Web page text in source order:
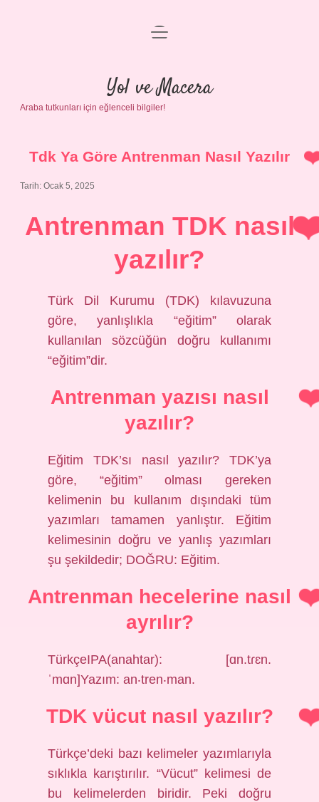
Anasayfa
Gizlilik Politikası
Yasal Uyarı
menüyü
Yol ve Macera
Araba tutkunları için eğlenceli bilgiler!
Tdk Ya Göre Antrenman Nasıl Yazılır
Tarih: Ocak 5, 2025
Antrenman TDK nasıl
yazılır?
Türk Dil Kurumu (TDK) kılavuzuna
göre, yanlışlıkla “eğitim” olarak
kullanılan sözcüğün doğru kullanımı
“eğitim”dir.
Antrenman yazısı nasıl
yazılır?
Eğitim TDK’sı nasıl yazılır? TDK’ya
göre, “eğitim” olması gereken
kelimenin bu kullanım dışındaki tüm
yazımları tamamen yanlıştır. Eğitim
kelimesinin doğru ve yanlış yazımları
şu şekildedir; DOĞRU: Eğitim.
Antrenman hecelerine nasıl
ayrılır?
TürkçeIPA(anahtar): [ɑn.tɾɛn.
ˈmɑn]Yazım: an‧tren‧man.
TDK vücut nasıl yazılır?
Türkçe’deki bazı kelimeler yazımlarıyla
sıklıkla karıştırılır. “Vücut” kelimesi de
bu kelimelerden biridir. Peki doğru